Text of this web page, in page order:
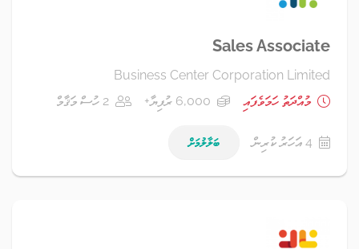
Sales Associate
Business Center Corporation Limited
މުއްދަތު ހަމަވެފައި
6,000 ރުފިޔާ+ 2 ހުސް މަޤާމް
4 އަހަރު ކުރިން ބަލާލުމަށް